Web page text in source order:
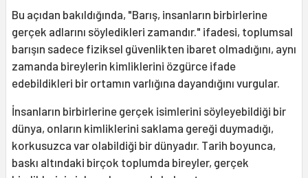
Bu açıdan bakıldığında, "Barış, insanların birbirlerine
gerçek adlarını söyledikleri zamandır." ifadesi, toplumsal
barışın sadece fiziksel güvenlikten ibaret olmadığını, aynı
zamanda bireylerin kimliklerini özgürce ifade
edebildikleri bir ortamın varlığına dayandığını vurgular.
İnsanların birbirlerine gerçek isimlerini söyleyebildiği bir
dünya, onların kimliklerini saklama gereği duymadığı,
korkusuzca var olabildiği bir dünyadır. Tarih boyunca,
baskı altındaki birçok toplumda bireyler, gerçek